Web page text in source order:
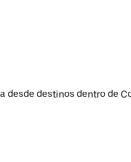
destinos dentro de